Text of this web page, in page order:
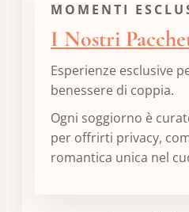
MOMENTI
I Nostri
Esperienze esclusive
benessere di coppia.
Ogni soggiorno è
per offrirti privacy,
romantica unica nel